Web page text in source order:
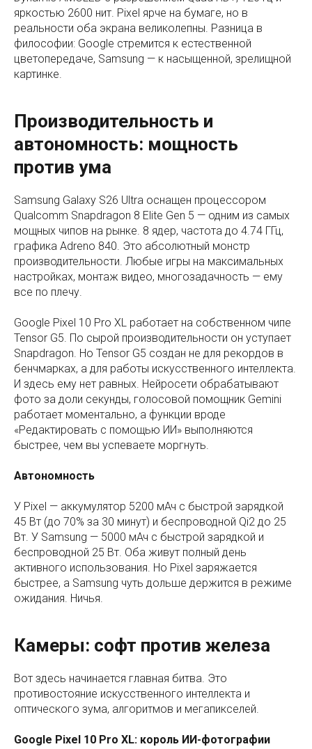
яркостью 2600 нит. Pixel ярче на бумаге, но в
реальности оба экрана великолепны. Разница в
философии: Google стремится к естественной
цветопередаче, Samsung — к насыщенной, зрелищной
картинке.
Производительность и
автономность: мощность
против ума
Samsung Galaxy S26 Ultra оснащен процессором
Qualcomm Snapdragon 8 Elite Gen 5 — одним из самых
мощных чипов на рынке. 8 ядер, частота до 4.74 ГГц,
графика Adreno 840. Это абсолютный монстр
производительности. Любые игры на максимальных
настройках, монтаж видео, многозадачность — ему
все по плечу.
Google Pixel 10 Pro XL работает на собственном чипе
Tensor G5. По сырой производительности он уступает
Snapdragon. Но Tensor G5 создан не для рекордов в
бенчмарках, а для работы искусственного интеллекта.
И здесь ему нет равных. Нейросети обрабатывают
фото за доли секунды, голосовой помощник Gemini
работает моментально, а функции вроде
«Редактировать с помощью ИИ» выполняются
быстрее, чем вы успеваете моргнуть.
Автономность
У Pixel — аккумулятор 5200 мАч с быстрой зарядкой
45 Вт (до 70% за 30 минут) и беспроводной Qi2 до 25
Вт. У Samsung — 5000 мАч с быстрой зарядкой и
беспроводной 25 Вт. Оба живут полный день
активного использования. Но Pixel заряжается
быстрее, а Samsung чуть дольше держится в режиме
ожидания. Ничья.
Камеры: софт против железа
Вот здесь начинается главная битва. Это
противостояние искусственного интеллекта и
оптического зума, алгоритмов и мегапикселей.
Google Pixel 10 Pro XL: король ИИ-фотографии